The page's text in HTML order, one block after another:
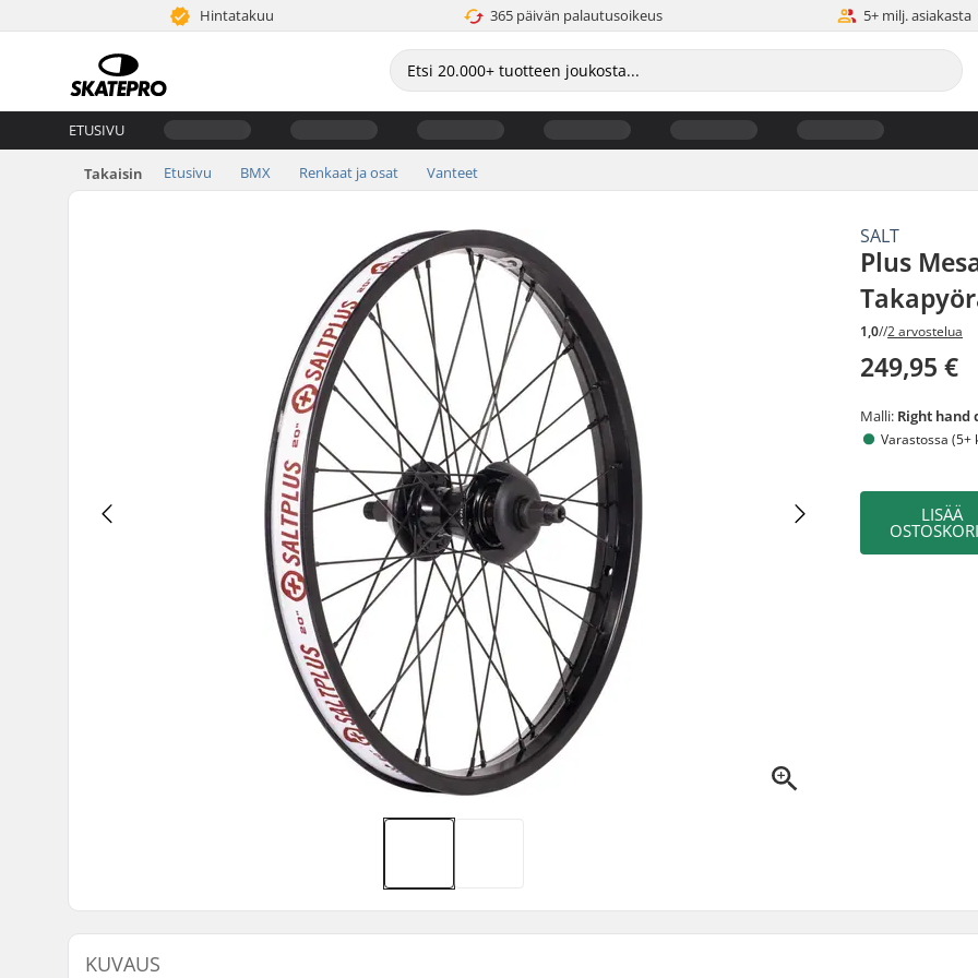
Hintatakuu 365 päivän palautusoikeus 5+ milj. asiakasta
ETUSIVU
Takaisin Etusivu BMX Renkaat ja osat Vanteet
SALT
Plus
1,0//2 arvostelua
249,95 €
Malli: Right hand
Varastossa (5+
LISÄÄ
KUVAUS